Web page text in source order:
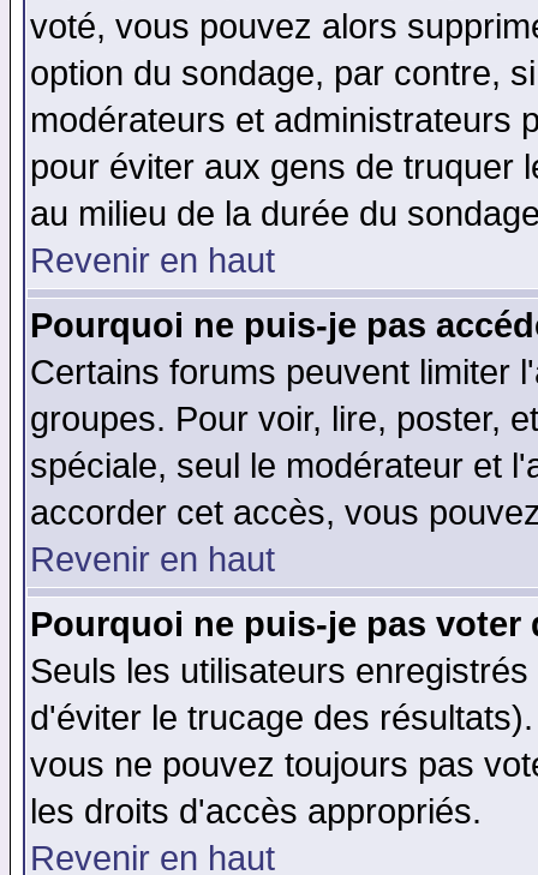
voté, vous pouvez alors
option du sondage, par contre,
modérateurs et administrateurs
pour éviter aux gens de truquer
au milieu de la durée du
Revenir en haut
Pourquoi ne puis-je pas
Certains forums peuvent limiter
groupes. Pour voir, lire, poster,
spéciale, seul le modérateur et
accorder cet accès, vous
Revenir en haut
Pourquoi ne puis-je pas voter
Seuls les utilisateurs
d'éviter le trucage des
vous ne pouvez toujours pas
les droits d'accès appropriés.
Revenir en haut